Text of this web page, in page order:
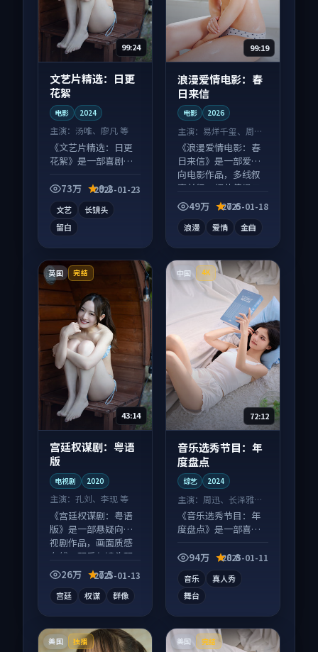
99:24
文艺片精选：日更
花絮
电影 2024
主演： 汤唯、廖凡 等
《文艺片精选：日更
花絮》是一部喜剧向
在线，配乐与镜头配
73万 9.2
2025-01-23
文艺
长镜头
留白
99:19
浪漫爱情电影：春
日来信
电影 2026
主演： 易烊千玺、周迅
等
《浪漫爱情电影：春
日来信》是一部爱情
向电影作品，多线叙
事并行，细节值得二
刷回味。
49万 7.6
2025-01-18
浪漫 爱情 金曲
英国 完结
43:14
宫廷权谋剧：粤语
版
电视剧 2020
主演： 孔刘、李现 等
《宫廷权谋剧：粤语
版》是一部悬疑向电
视剧作品，画面质感
在线，配乐与镜头配
合度高。
26万 7.5
2025-01-13
宫廷 权谋 群像
中国 4K
72:12
音乐选秀节目：年
度盘点
综艺 2024
主演： 周迅、长泽雅美
等
《音乐选秀节目：年
度盘点》是一部喜剧
续发酵，适合周末一
94万 8.8
2025-01-11
音乐
真人秀
舞台
美国 独播 美国 完结